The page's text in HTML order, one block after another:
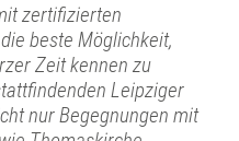
zertifizierten
beste Möglichkeit,
Zeit kennen zu
Leipziger
nur Begegnungen mit